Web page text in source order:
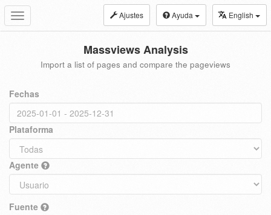
Toggle
navigation
Ajustes Ayuda English
Massviews Analysis
Import a list of pages and compare the pageviews
Fechas
Plataforma
Agente
Fuente